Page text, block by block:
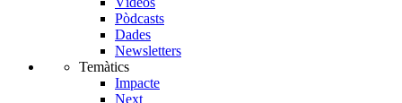
Pòdcasts
Dades
Newsletters
Temàtics
Impacte
Next